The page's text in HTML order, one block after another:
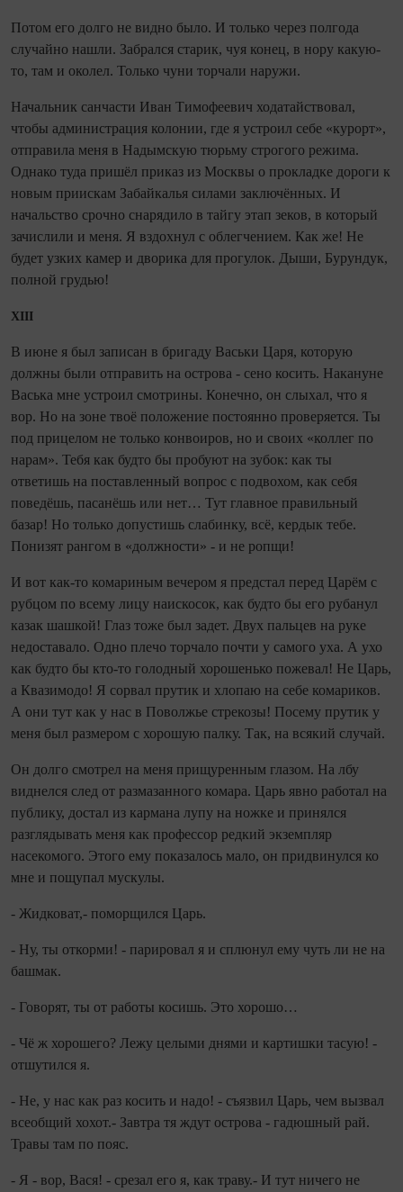
Потом его долго не видно было. И только через полгода
случайно нашли. Забрался старик, чуя конец, в нору какую-
то, там и околел. Только чуни торчали наружи.
Начальник санчасти Иван Тимофеевич ходатайствовал,
чтобы администрация колонии, где я устроил себе «курорт»,
отправила меня в Надымскую тюрьму строгого режима.
Однако туда пришёл приказ из Москвы о прокладке дороги к
новым приискам Забайкалья силами заключённых. И
начальство срочно снарядило в тайгу этап зеков, в который
зачислили и меня. Я вздохнул с облегчением. Как же! Не
будет узких камер и дворика для прогулок. Дыши, Бурундук,
полной грудью!
XIII
В июне я был записан в бригаду Васьки Царя, которую
должны были отправить на острова - сено косить. Накануне
Васька мне устроил смотрины. Конечно, он слыхал, что я
вор. Но на зоне твоё положение постоянно проверяется. Ты
под прицелом не только конвоиров, но и своих «коллег по
нарам». Тебя как будто бы пробуют на зубок: как ты
ответишь на поставленный вопрос с подвохом, как себя
поведёшь, пасанёшь или нет… Тут главное правильный
базар! Но только допустишь слабинку, всё, кердык тебе.
Понизят рангом в «должности» - и не ропщи!
И вот как-то комариным вечером я предстал перед Царём с
рубцом по всему лицу наискосок, как будто бы его рубанул
казак шашкой! Глаз тоже был задет. Двух пальцев на руке
недоставало. Одно плечо торчало почти у самого уха. А ухо
как будто бы кто-то голодный хорошенько пожевал! Не Царь,
а Квазимодо! Я сорвал прутик и хлопаю на себе комариков.
А они тут как у нас в Поволжье стрекозы! Посему прутик у
меня был размером с хорошую палку. Так, на всякий случай.
Он долго смотрел на меня прищуренным глазом. На лбу
виднелся след от размазанного комара. Царь явно работал на
публику, достал из кармана лупу на ножке и принялся
разглядывать меня как профессор редкий экземпляр
насекомого. Этого ему показалось мало, он придвинулся ко
мне и пощупал мускулы.
- Жидковат,- поморщился Царь.
- Ну, ты откорми! - парировал я и сплюнул ему чуть ли не на
башмак.
- Говорят, ты от работы косишь. Это хорошо…
- Чё ж хорошего? Лежу целыми днями и картишки тасую! -
отшутился я.
- Не, у нас как раз косить и надо! - съязвил Царь, чем вызвал
всеобщий хохот.- Завтра тя ждут острова - гадюшный рай.
Травы там по пояс.
- Я - вор, Вася! - срезал его я, как траву.- И тут ничего не